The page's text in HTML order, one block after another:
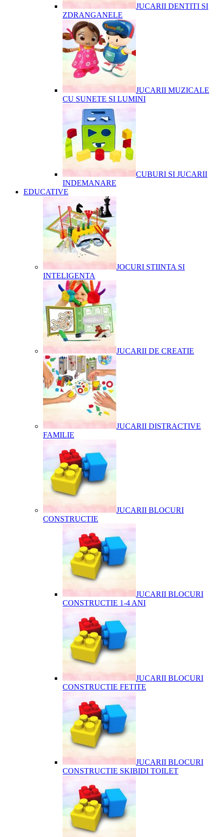
JUCARII DENTITI SI
ZDRANGANELE
JUCARII MUZICALE
CU SUNETE SI LUMINI
CUBURI SI JUCARII
INDEMANARE
EDUCATIVE
JOCURI STIINTA SI
INTELIGENTA
JUCARII DE CREATIE
JUCARII DISTRACTIVE
FAMILIE
JUCARII BLOCURI
CONSTRUCTIE
JUCARII BLOCURI
CONSTRUCTIE 1-4 ANI
JUCARII BLOCURI
CONSTRUCTIE FETITE
JUCARII BLOCURI
CONSTRUCTIE SKIBIDI TOILET